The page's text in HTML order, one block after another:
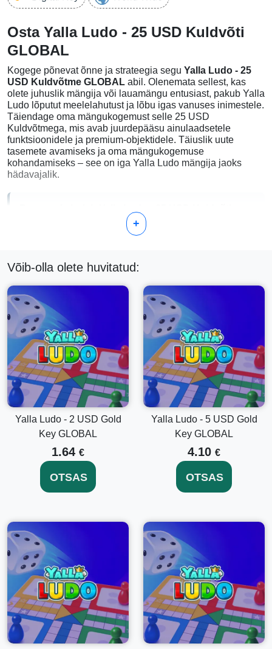
Osta Yalla Ludo - 25 USD Kuldvõti
GLOBAL
Kogege põnevat õnne ja strateegia segu Yalla Ludo - 25
USD Kuldvõtme GLOBAL abil. Olenemata sellest, kas
olete juhuslik mängija või lauamängu entusiast, pakub Yalla
Ludo lõputut meelelahutust ja lõbu igas vanuses inimestele.
Täiendage oma mängukogemust selle 25 USD
Kuldvõtmega, mis avab juurdepääsu ainulaadsetele
funktsioonidele ja premium-objektidele. Täiuslik uute
tasemete avamiseks ja oma mängukogemuse
kohandamiseks – see on iga Yalla Ludo mängija jaoks
hädavajalik.
pärast ostmist ja aktiveerida oma premium-juurdepääsu
Globaalne ulatus:Võtit saab kasutada kõikjal
maailmas, mistõttu on see ideaalne rahvusvahelistele
mängijatele.
Täienda oma mängu:
Saage juurdepääs
ainulaadsetele mänguobjektidele, premium
mängurežiimidele ja palju muule.
Kuidas aktiveerida oma Yalla Ludo - 25 USD
Kuldvõti
aktiveerimine on lihtne ja kiire. Järgige neid lihtsaid samme,
et alustada:
Logi sisse:
Avage Yalla Ludo rakendus ja veenduge,
et olete oma mängu kontole sisse logitud.
Mine seadete juurde:
Liikuge seadete menüüsse, mis
menüüs valikul 'Redeem Code'.
Sisestage oma kood:
Sisestage ettevaatlikult
Kuldvõti , mille saite ostmise ajal.
Aktiveeri:
Klõpsake "Esita" või "Aktiveeri", et kohe
avada oma premium-funktsioonid.
Naudi:Avastage uued funktsioonid ja täiustused oma
Yalla Ludo mängus.
Uurige teisi Yalla Ludo Kuldvõtmeid
+
Võib-olla olete huvitatud:
Yalla Ludo - 2 USD Gold
Key GLOBAL
1.64 €
OTSAS
Yalla Ludo - 5 USD Gold
Key GLOBAL
4.10 €
OTSAS